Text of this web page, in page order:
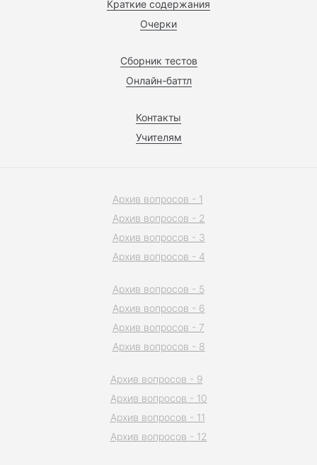
Краткие содержания
Очерки
Сборник тестов
Онлайн-баттл
Контакты
Учителям
Архив вопросов - 1
Архив вопросов - 2
Архив вопросов - 3
Архив вопросов - 4
Архив вопросов - 5
Архив вопросов - 6
Архив вопросов - 7
Архив вопросов - 8
Архив вопросов - 9
Архив вопросов - 10
Архив вопросов - 11
Архив вопросов - 12